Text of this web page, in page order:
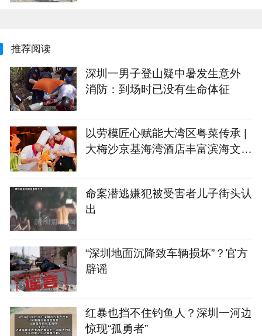
推荐阅读
深圳一男子登山疑中暑发生意外
消防：到场时已没有生命体征
以劳模匠心赋能大湾区粤菜传承 |
大梅沙京基海湾酒店丰富滨海文旅
命案潜逃嫌犯被受害者儿子街头认
出
“深圳地面沉降致车辆损坏”？官方
辟谣
红暴也挡不住钓鱼人？深圳一河边
惊现“孤勇者”